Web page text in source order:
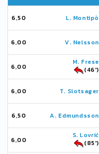
6,50 L. Montipò
6,00 V. Nelsson
6,00
M. Frese
(46')
6,00 T. Slotsager
6,50 A. Edmundsson
6,00
S. Lovrić
(85')